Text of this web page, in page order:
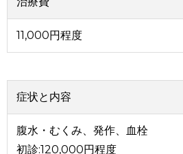
11,000円程度
症状と内容
腹水・むくみ、発作、血栓
初診:120,000円程度